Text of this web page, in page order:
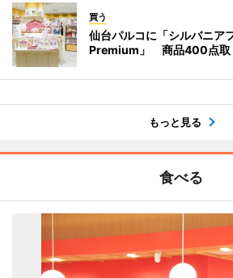
買う
仙台パルコに「シルバニア
Premium」 商品400点取
もっと見る
食べる